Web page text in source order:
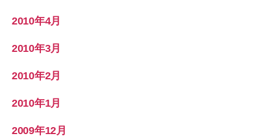
2010年4月
2010年3月
2010年2月
2010年1月
2009年12月